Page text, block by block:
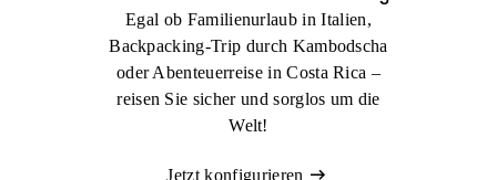
Egal ob Familienurlaub in Italien,
Backpacking-Trip durch Kambodscha
oder Abenteuerreise in Costa Rica –
reisen Sie sicher und sorglos um die
Welt!
Jetzt konfigurieren